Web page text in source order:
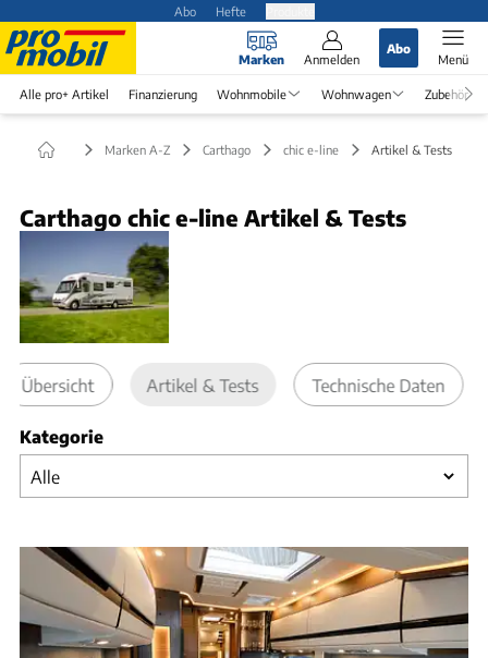
Abo Hefte
Marken Anmelden
Abo
Menü
Alle pro+ Artikel Finanzierung Wohnmobile Wohnwagen Zubehör
Marken A-Z Carthago chic e-line Artikel & Tests
Carthago chic e-line Artikel & Tests
Übersicht Artikel & Tests Technische Daten
Kategorie